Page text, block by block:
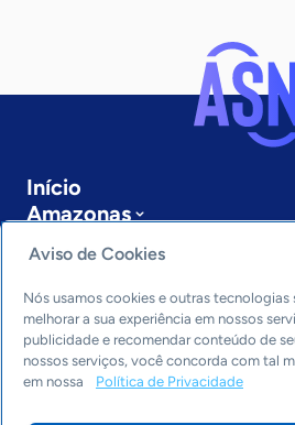
Início
Amazonas
Sobre a ASN
Últimas notícias
Entre em contato
Editorias
Economia & Política
Inovação & Tecnologia
Cultura empreendedora
Aviso de Cookies
Nós usamos cookies e outras tecnologias
melhorar a sua experiência em nossos
publicidade e recomendar conteúdo de
nossos serviços, você concorda com tal
em nossa
Política de Privacidade